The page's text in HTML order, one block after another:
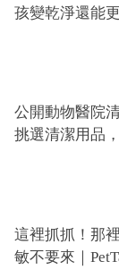
孩變乾淨還能
公開動物醫院
挑選清潔用品
這裡抓抓！那
敏不要來｜